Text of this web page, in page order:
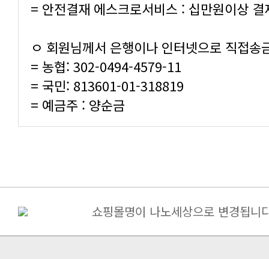
= 안전결재 에스크로서비스 : 십만원이상 결
ㅇ 회원님께서 은행이나 인터넷으로 직접송
= 농협: 302-0494-4579-11
= 국민: 813601-01-318819
= 예금주 : 양순금
쇼핑몰명이 나노세상으로 변경됩니